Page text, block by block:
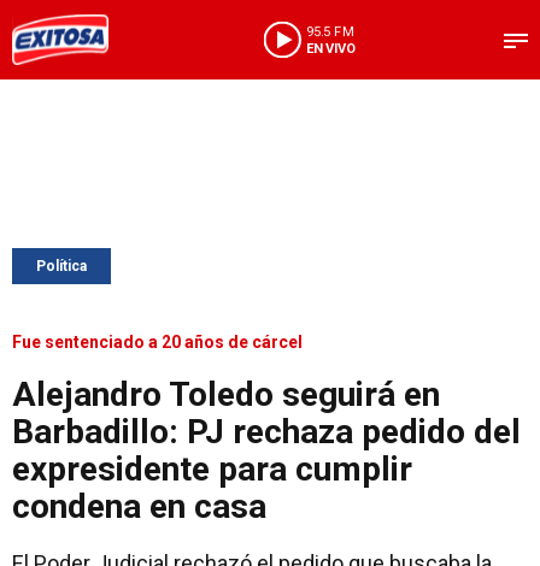
95.5 FM
EN VIVO
Política
Fue sentenciado a 20 años de cárcel
Alejandro Toledo seguirá en
Barbadillo: PJ rechaza pedido del
expresidente para cumplir
condena en casa